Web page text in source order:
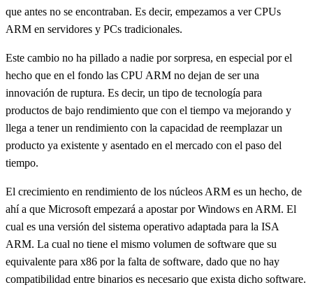
que antes no se encontraban. Es decir, empezamos a ver CPUs
ARM en servidores y PCs tradicionales.
Este cambio no ha pillado a nadie por sorpresa, en especial por el
hecho que en el fondo las CPU ARM no dejan de ser una
innovación de ruptura. Es decir, un tipo de tecnología para
productos de bajo rendimiento que con el tiempo va mejorando y
llega a tener un rendimiento con la capacidad de reemplazar un
producto ya existente y asentado en el mercado con el paso del
tiempo.
El crecimiento en rendimiento de los núcleos ARM es un hecho, de
ahí a que Microsoft empezará a apostar por Windows en ARM. El
cual es una versión del sistema operativo adaptada para la ISA
ARM. La cual no tiene el mismo volumen de software que su
equivalente para x86 por la falta de software, dado que no hay
compatibilidad entre binarios es necesario que exista dicho software.